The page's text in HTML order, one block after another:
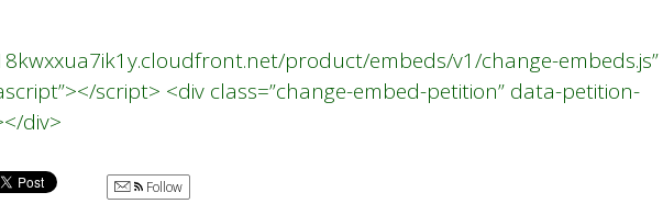
product/embeds/v1/change-embeds.js”
script> <div class=”change-embed-petition” data-petition-
div>
Follow